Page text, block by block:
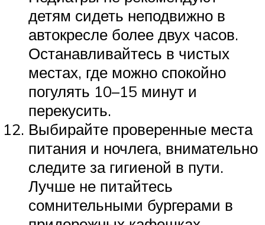
детям сидеть неподвижно в
автокресле более двух часов.
Останавливайтесь в чистых
местах, где можно спокойно
погулять 10–15 минут и
перекусить.
Выбирайте проверенные места
питания и ночлега, внимательно
следите за гигиеной в пути.
Лучше не питайтесь
сомнительными бургерами в